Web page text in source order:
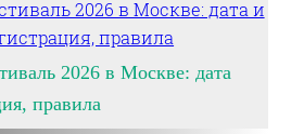
2026 в Москве: дата
правила